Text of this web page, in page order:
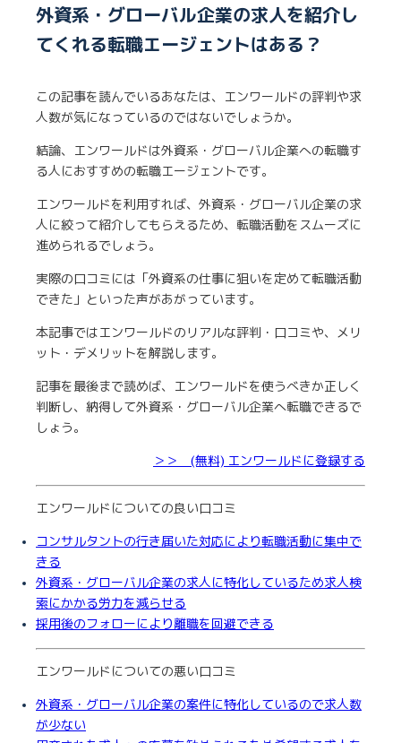
外資系・グローバル企業の求人を紹介し
てくれる転職エージェントはある？
この記事を読んでいるあなたは、エンワールドの評判や求
人数が気になっているのではないでしょうか。
結論、エンワールドは外資系・グローバル企業への転職す
る人におすすめの転職エージェントです。
エンワールドを利用すれば、外資系・グローバル企業の求
人に絞って紹介してもらえるため、転職活動をスムーズに
進められるでしょう。
実際の口コミには「外資系の仕事に狙いを定めて転職活動
できた」といった声があがっています。
本記事ではエンワールドのリアルな評判・口コミや、メリ
ット・デメリットを解説します。
記事を最後まで読めば、エンワールドを使うべきか正しく
判断し、納得して外資系・グローバル企業へ転職できるで
しょう。
＞＞ (無料) エンワールドに登録する
エンワールドについての良い口コミ
コンサルタントの行き届いた対応により転職活動に集中で
きる
外資系・グローバル企業の求人に特化しているため求人検
索にかかる労力を減らせる
採用後のフォローにより離職を回避できる
エンワールドについての悪い口コミ
外資系・グローバル企業の案件に特化しているので求人数
が少ない